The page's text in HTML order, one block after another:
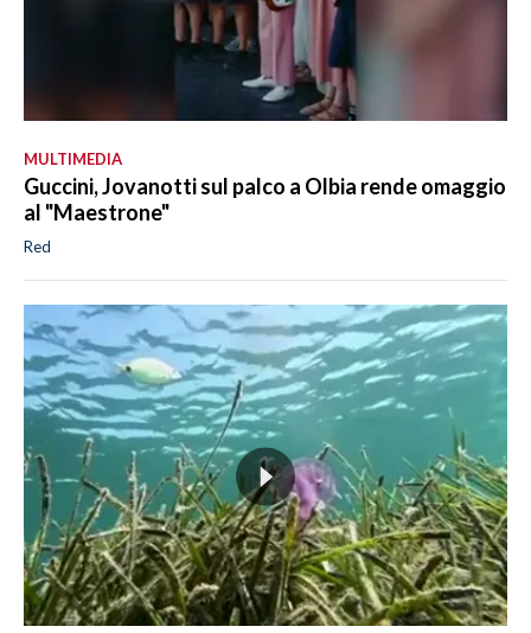
MULTIMEDIA
Guccini, Jovanotti sul palco a Olbia rende omaggio
al "Maestrone"
Red